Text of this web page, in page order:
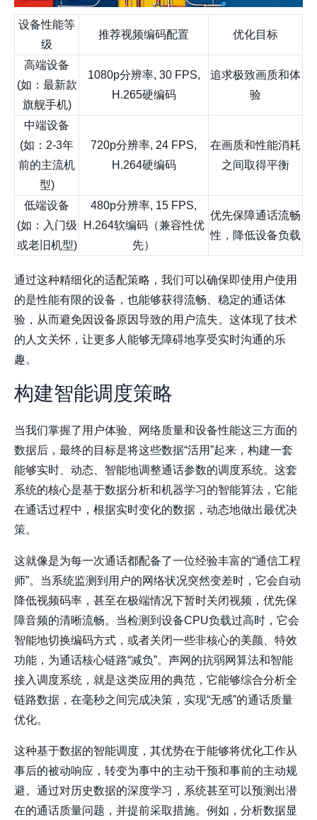
设备性能等
级
推荐视频编码配置 优化目标
高端设备
(如：最新款
旗舰手机)
1080p分辨率, 30 FPS,
H.265硬编码
追求极致画质和体
验
中端设备
(如：2-3年
前的主流机
型)
720p分辨率, 24 FPS,
H.264硬编码
在画质和性能消耗
之间取得平衡
低端设备
(如：入门级
或老旧机型)
480p分辨率, 15 FPS,
H.264软编码（兼容性优
先）
优先保障通话流畅
性，降低设备负载
通过这种精细化的适配策略，我们可以确保即使用户使用
的是性能有限的设备，也能够获得流畅、稳定的通话体
验，从而避免因设备原因导致的用户流失。这体现了技术
的人文关怀，让更多人能够无障碍地享受实时沟通的乐
趣。
构建智能调度策略
当我们掌握了用户体验、网络质量和设备性能这三方面的
数据后，最终的目标是将这些数据“活用”起来，构建一套
能够实时、动态、智能地调整通话参数的调度系统。这套
系统的核心是基于数据分析和机器学习的智能算法，它能
在通话过程中，根据实时变化的数据，动态地做出最优决
策。
这就像是为每一次通话都配备了一位经验丰富的“通信工程
师”。当系统监测到用户的网络状况突然变差时，它会自动
降低视频码率，甚至在极端情况下暂时关闭视频，优先保
障音频的清晰流畅。当检测到设备CPU负载过高时，它会
智能地切换编码方式，或者关闭一些非核心的美颜、特效
功能，为通话核心链路“减负”。声网的抗弱网算法和智能
接入调度系统，就是这类应用的典范，它能够综合分析全
链路数据，在毫秒之间完成决策，实现“无感”的通话质量
优化。
这种基于数据的智能调度，其优势在于能够将优化工作从
事后的被动响应，转变为事中的主动干预和事前的主动规
避。通过对历史数据的深度学习，系统甚至可以预测出潜
在的通话质量问题，并提前采取措施。例如，分析数据显